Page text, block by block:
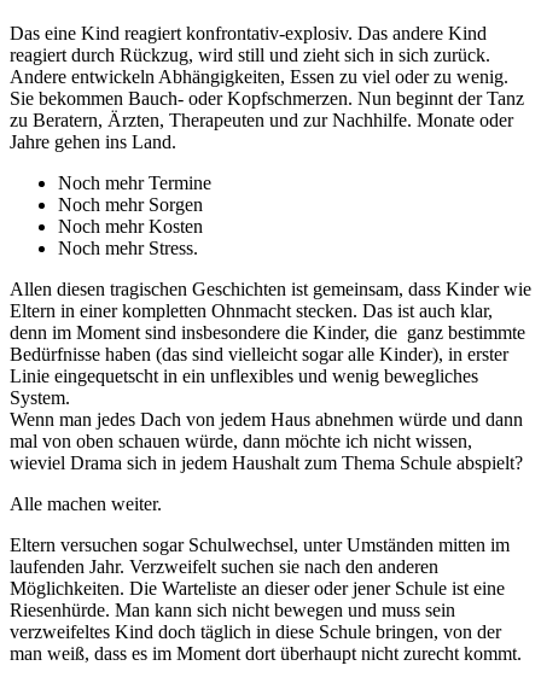
Das eine Kind reagiert konfrontativ-explosiv. Das andere Kind
reagiert durch Rückzug, wird still und zieht sich in sich zurück.
Andere entwickeln Abhängigkeiten, Essen zu viel oder zu wenig.
Sie bekommen Bauch- oder Kopfschmerzen. Nun beginnt der Tanz
zu Beratern, Ärzten, Therapeuten und zur Nachhilfe. Monate oder
Jahre gehen ins Land.
Noch mehr Termine
Noch mehr Sorgen
Noch mehr Kosten
Noch mehr Stress.
Allen diesen tragischen Geschichten ist gemeinsam, dass Kinder wie
Eltern in einer kompletten Ohnmacht stecken. Das ist auch klar,
denn im Moment sind insbesondere die Kinder, die ganz bestimmte
Bedürfnisse haben (das sind vielleicht sogar alle Kinder), in erster
Linie eingequetscht in ein unflexibles und wenig bewegliches
System.
Wenn man jedes Dach von jedem Haus abnehmen würde und dann
mal von oben schauen würde, dann möchte ich nicht wissen,
wieviel Drama sich in jedem Haushalt zum Thema Schule abspielt?
Alle machen weiter.
Eltern versuchen sogar Schulwechsel, unter Umständen mitten im
laufenden Jahr. Verzweifelt suchen sie nach den anderen
Möglichkeiten. Die Warteliste an dieser oder jener Schule ist eine
Riesenhürde. Man kann sich nicht bewegen und muss sein
verzweifeltes Kind doch täglich in diese Schule bringen, von der
man weiß, dass es im Moment dort überhaupt nicht zurecht kommt.